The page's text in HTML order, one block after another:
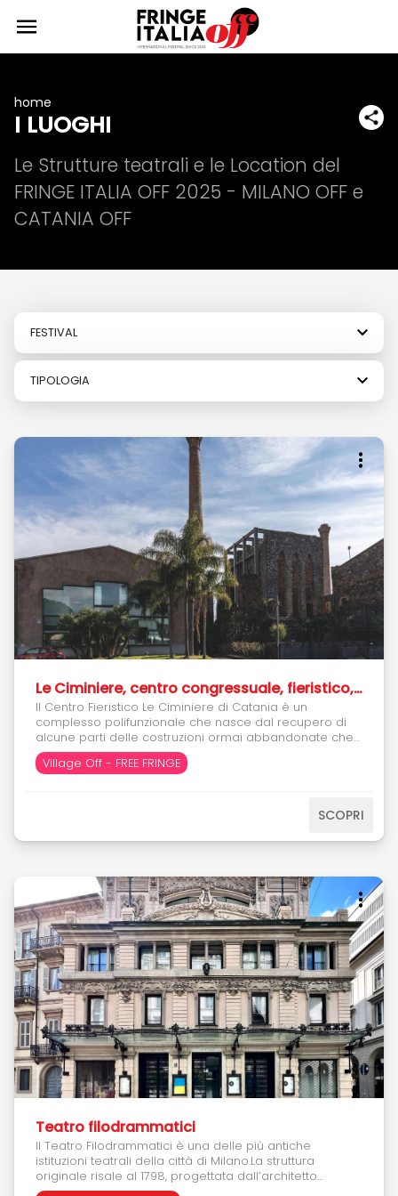
home
I LUOGHI
Le Strutture teatrali e le Location del
FRINGE ITALIA OFF 2025 - MILANO OFF e
CATANIA OFF
FESTIVAL
TIPOLOGIA
Le Ciminiere, centro congressuale, fieristico, culturale
Il Centro Fieristico Le Ciminiere di Catania è un
complesso polifunzionale che nasce dal recupero di
alcune parti delle costruzioni ormai abbandonate che
costituivano il grande complesso industriale di
raffinazione dello zolfo estratto dalle miniere
431N; 431R; 433; 439; 442; 524N; 530;534; 556; 628R; 902;
Village Off - FREE FRINGE
SCOPRI
Teatro filodrammatici
Il Teatro Filodrammatici è una delle più antiche
istituzioni teatrali della città di Milano.La struttura
originale risale al 1798, progettata dall’architetto
neoclassico Luigi Canonica su disegni di Giuseppe